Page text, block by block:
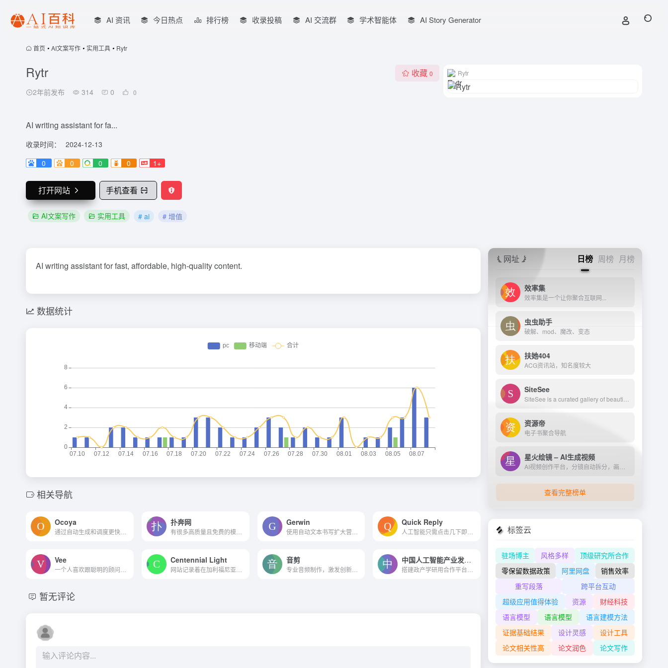
AI 资讯 今日热点 排行榜 收录投稿 AI 交流群 学术智能体 AI Story Generator
首页 • AI文案写作 • 实用工具 • Rytr
Rytr
2年前发布 314 0 0
收藏 0
AI writing assistant for fa...
收录时间：
2024-12-13
0
0 0 0 1+
打开网站 手机查看
AI文案写作 实用工具 # ai # 增值
Rytr
AI writing assistant for fast, affordable, high-quality content.
数据统计
相关导航
Ocoya 扑奔网
有很多高质量且免费的模版和...
Gerwin
使用自动文本书写扩大营销规模
Quick Reply
Vee Centennial Light 音剪
专业音频制作，激发创新灵感，释放创意潜力，让你的音频创作更自由、便捷和精彩
中国人工智能产业发展联盟
暂无评论
网址 日榜 周榜 月榜
效率集
效率集是一个让你聚合互联网...
虫虫助手
破解、mod、魔改、变态
扶她404
ACG资讯站，知名度较大
SiteSee
资源帝
电子书聚合导航
星火绘镜 – AI生成视频
查看完整榜单
标签云
驻场博主 风格多样
顶级研究所合作
零保留数据政策
阿里网盘
销售效率
重写段落
跨平台互动
超级应用值得体验
资源
财经科技
语言模型
语言模型
语言建模方法
证据基础结果
设计灵感
设计工具
论文相关性高
论文润色 论文写作